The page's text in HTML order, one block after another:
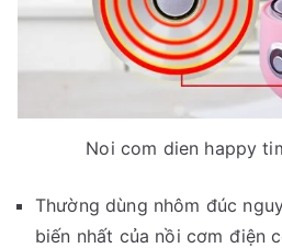
Noi com dien happy
Thường dùng nhôm đúc
biến nhất của nồi cơm điện